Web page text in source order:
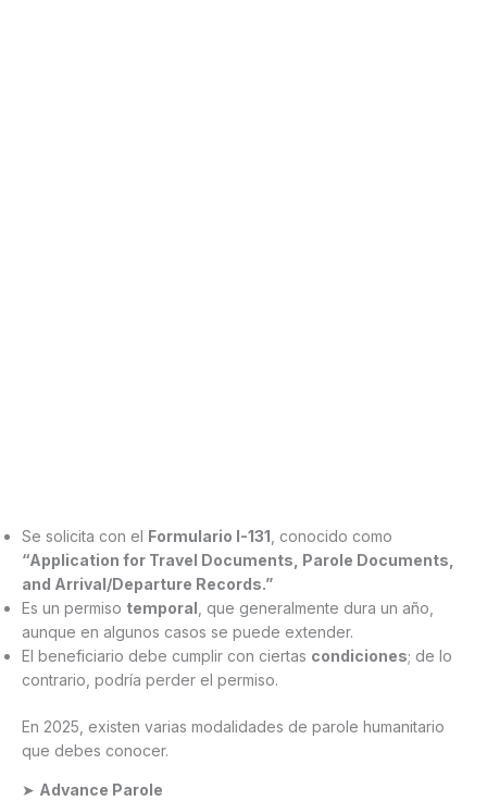
Se solicita con el Formulario I-131 , conocido como
“Application for Travel Documents, Parole Documents,
and Arrival/Departure Records.”
Es un permiso temporal , que generalmente dura un año,
aunque en algunos casos se puede extender.
El beneficiario debe cumplir con ciertas condiciones; de lo
contrario, podría perder el permiso.
En 2025, existen varias modalidades de parole humanitario
que debes conocer.
➤ Advance Parole